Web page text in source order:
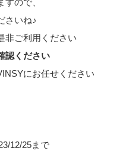
ので、
さいね♪
非ご利用ください
認ください
にお任せください
12/25まで